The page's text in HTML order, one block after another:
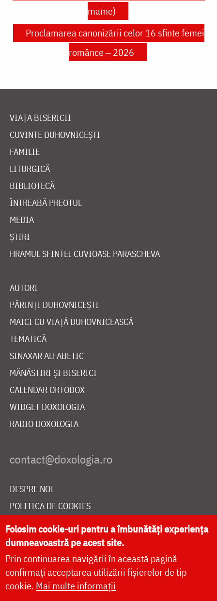
mame)
Proclamarea canonizării celor 16 sfinte femei
românce ‒ 2026
VIAȚA BISERICII
CUVINTE DUHOVNICEȘTI
FAMILIE
LITURGICĂ
BIBLIOTECĂ
ÎNTREABĂ PREOTUL
MEDIA
ȘTIRI
HRAMUL SFINTEI CUVIOASE PARASCHEVA
AUTORI
PĂRINȚI DUHOVNICEȘTI
MAICI CU VIAȚĂ DUHOVNICEASCĂ
TEMATICĂ
SINAXAR ALFABETIC
MĂNĂSTIRI ȘI BISERICI
CALENDAR ORTODOX
WIDGET DOXOLOGIA
RADIO DOXOLOGIA
DESPRE NOI
POLITICA DE COOKIES
DONEAZĂ ONLINE PENTRU CATEDRALA NAȚIONALĂ
LIVE
Folosim cookie-uri pentru a îmbunătăți experiența
dumneavoastră pe acest site.
Prin continuarea navigării în această pagină
confirmați acceptarea utilizării fișierelor de tip
cookie. Mai multe informații